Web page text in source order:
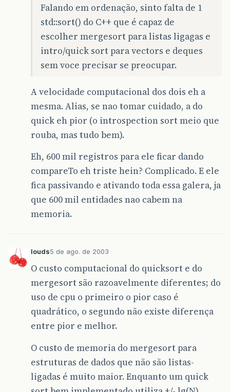
Falando em ordenação, sinto falta de 1
std::sort() do C++ que é capaz de
escolher mergesort para listas ligagas e
intro/quick sort para vectors e deques
sem voce precisar se preocupar.
A velocidade computacional dos dois eh a
mesma. Alias, se nao tomar cuidado, a do
quick eh pior (o introspection sort meio que
rouba, mas tudo bem).
Eh, 600 mil registros para ele ficar dando
compareTo eh triste hein? Complicado. E ele
fica passivando e ativando toda essa galera, ja
que 600 mil entidades nao cabem na
memoria.
louds5 de ago. de 2003
O custo computacional do quicksort e do
mergesort são razoavelmente diferentes; do
uso de cpu o primeiro o pior caso é
quadrático, o segundo não existe diferença
entre pior e melhor.
O custo de memoria do mergesort para
estruturas de dados que não são listas-
ligadas é muito maior. Enquanto um quick